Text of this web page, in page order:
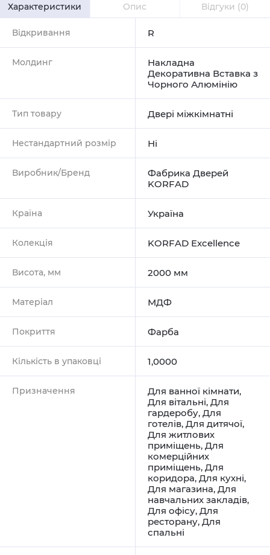
Характеристики Опис Відгуки (0)
Відкривання R
Молдинг
Накладна
Декоративна Вставка з
Чорного Алюмінію
Тип товару Двері міжкімнатні
Нестандартний розмір Ні
Виробник/Бренд
Фабрика Дверей
KORFAD
Країна Україна
Колекція KORFAD Excellence
Висота, мм 2000 мм
Матеріал МДФ
Покриття Фарба
Кількість в упаковці 1,0000
Призначення Для ванної кімнати,
Для вітальні, Для
гардеробу, Для
готелів, Для дитячої,
Для житлових
приміщень, Для
комерційних
приміщень, Для
коридора, Для кухні,
Для магазина, Для
навчальних закладів,
Для офісу, Для
ресторану, Для
спальні